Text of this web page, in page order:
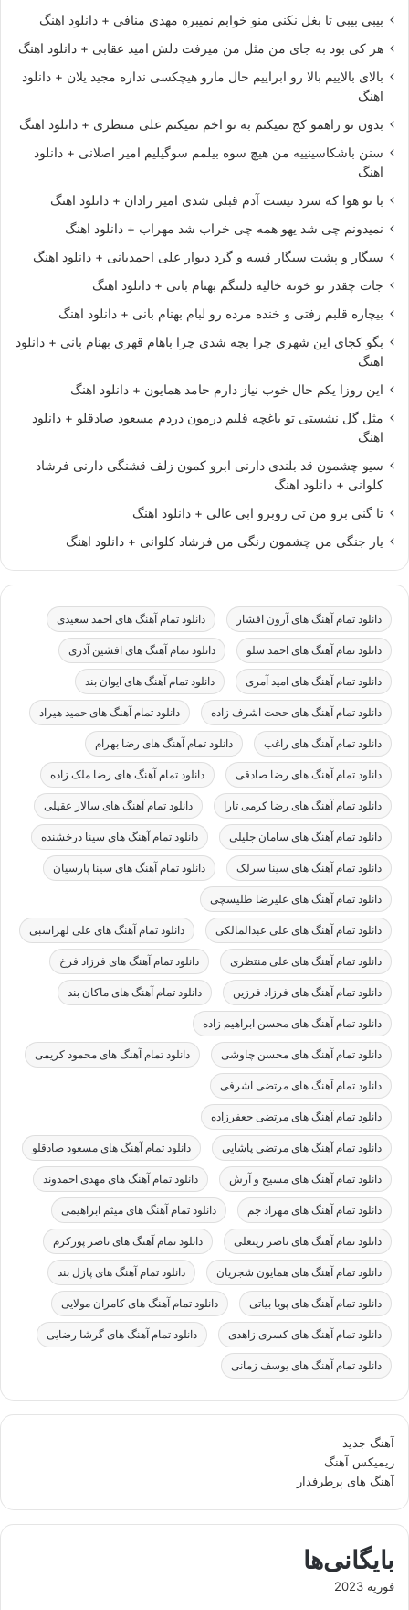
بیبی بیبی تا بغل نکنی منو خوابم نمیبره مهدی منافی + دانلود اهنگ
هر کی بود به جای من مثل من میرفت دلش امید عقابی + دانلود اهنگ
بالای بالاییم بالا رو ابراییم حال مارو هیچکسی نداره مجید یلان + دانلود
اهنگ
بدون تو راهمو کج نمیکنم به تو اخم نمیکنم علی منتظری + دانلود اهنگ
سنن باشکاسینییه من هیچ سوه بیلمم سوگیلیم امیر اصلانی + دانلود
اهنگ
با تو هوا که سرد نیست آدم قبلی شدی امیر رادان + دانلود اهنگ
نمیدونم چی شد یهو همه چی خراب شد مهراب + دانلود اهنگ
سیگار و پشت سیگار قسه و گرد دیوار علی احمدیانی + دانلود اهنگ
جات چقدر تو خونه خالیه دلتنگم بهنام بانی + دانلود اهنگ
بیچاره قلبم رفتی و خنده مرده رو لبام بهنام بانی + دانلود اهنگ
بگو کجای این شهری چرا بچه شدی چرا باهام قهری بهنام بانی + دانلود
اهنگ
این روزا یکم حال خوب نیاز دارم حامد همایون + دانلود اهنگ
مثل گل نشستی تو باغچه قلبم درمون دردم مسعود صادقلو + دانلود
اهنگ
سیو چشمون قد بلندی دارنی ابرو کمون زلف قشنگی دارنی فرشاد
کلوانی + دانلود اهنگ
تا گنی برو من تی روبرو ابی عالی + دانلود اهنگ
یار جنگی من چشمون رنگی من فرشاد کلوانی + دانلود اهنگ
دانلود تمام آهنگ های آرون افشار دانلود تمام آهنگ های احمد سعیدی
دانلود تمام آهنگ های احمد سلو دانلود تمام آهنگ های افشین آذری
دانلود تمام آهنگ های امید آمری دانلود تمام آهنگ های ایوان بند
دانلود تمام آهنگ های حجت اشرف زاده دانلود تمام آهنگ های حمید هیراد
دانلود تمام آهنگ های راغب دانلود تمام آهنگ های رضا بهرام
دانلود تمام آهنگ های رضا صادقی دانلود تمام آهنگ های رضا ملک زاده
دانلود تمام آهنگ های رضا کرمی تارا دانلود تمام آهنگ های سالار عقیلی
دانلود تمام آهنگ های سامان جلیلی دانلود تمام آهنگ های سینا درخشنده
دانلود تمام آهنگ های سینا سرلک دانلود تمام آهنگ های سینا پارسیان
دانلود تمام آهنگ های علیرضا طلیسچی
دانلود تمام آهنگ های علی عبدالمالکی دانلود تمام آهنگ های علی لهراسبی
دانلود تمام آهنگ های علی منتظری دانلود تمام آهنگ های فرزاد فرخ
دانلود تمام آهنگ های فرزاد فرزین دانلود تمام آهنگ های ماکان بند
دانلود تمام آهنگ های محسن ابراهیم زاده
دانلود تمام آهنگ های محسن چاوشی دانلود تمام آهنگ های محمود کریمی
دانلود تمام آهنگ های مرتضی اشرفی
دانلود تمام آهنگ های مرتضی جعفرزاده
دانلود تمام آهنگ های مرتضی پاشایی دانلود تمام آهنگ های مسعود صادقلو
دانلود تمام آهنگ های مسیح و آرش دانلود تمام آهنگ های مهدی احمدوند
دانلود تمام آهنگ های مهراد جم دانلود تمام آهنگ های میثم ابراهیمی
دانلود تمام آهنگ های ناصر زینعلی دانلود تمام آهنگ های ناصر پورکرم
دانلود تمام آهنگ های همایون شجریان دانلود تمام آهنگ های پازل بند
دانلود تمام آهنگ های پویا بیاتی دانلود تمام آهنگ های کامران مولایی
دانلود تمام آهنگ های کسری زاهدی دانلود تمام آهنگ های گرشا رضایی
دانلود تمام آهنگ های یوسف زمانی
آهنگ جدید
ریمیکس آهنگ
آهنگ های پرطرفدار
بایگانی‌ها
فوریه 2023